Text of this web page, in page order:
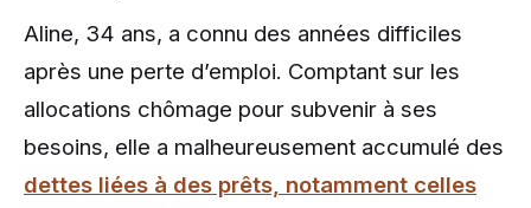
Aline, 34 ans, a connu des années difficiles
après une perte d’emploi. Comptant sur les
allocations chômage pour subvenir à ses
besoins, elle a malheureusement accumulé des
dettes liées à des prêts, notamment celles